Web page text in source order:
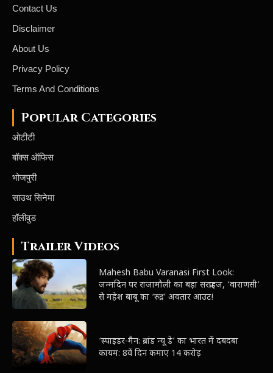
Contact Us
Disclaimer
About Us
Privacy Policy
Terms And Conditions
Popular Categories
ओटीटी
बॉक्स ऑफिस
भोजपुरी
साउथ सिनेमा
हॉलीवुड
Trailer Videos
Mahesh Babu Varanasi First Look:
जन्मदिन पर राजामौली का बड़ा सरप्राइज, ‘वाराणसी’
से महेश बाबू का ‘रुद्र’ अवतार आउट!
‘स्पाइडर-मैन: ब्रांड न्यू डे’ का भारत में दबदबा
कायम: 8वें दिन कमाए 14 करोड़